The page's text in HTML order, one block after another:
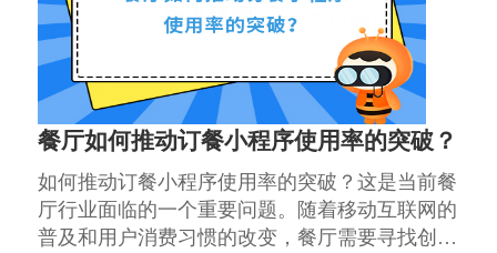
餐厅如何推动订餐小程序使用率的突破？
如何推动订餐小程序使用率的突破？这是当前餐
厅行业面临的一个重要问题。随着移动互联网的
普及和用户消费习惯的改变，餐厅需要寻找创新